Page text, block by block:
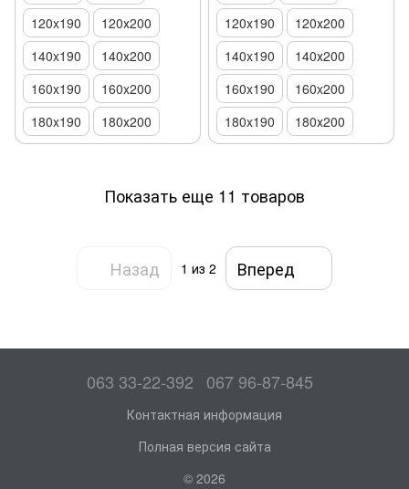
120x190
120х200
140x190
140х200
160x190
160x200
180x190
180х200
120x190
120х200
140x190
140х200
160x190
160x200
180x190
180х200
Показать еще 11 товаров
Назад 1 из 2 Вперед
063 33-22-392 067 96-87-845
Контактная информация
Полная версия сайта
© 2026